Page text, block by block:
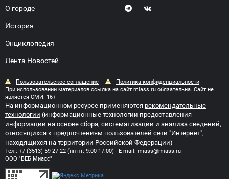
О городе
История
Энциклопедия
Лента Новостей
Пользовательское соглашение
Политика конфиденциальности
При использовании материалов ссылка на сайт miass.ru обязательна. Сайт не
является СМИ. 16+
На информационном ресурсе применяются рекомендательные
технологии (информационные технологии предоставления
информации на основе сбора, систематизации и анализа сведений,
относящихся к предпочтениям пользователей сети "Интернет",
находящихся на территории Российской Федерации)
Тел.: +7 (3513) 59-27-22 (пн-пт: 9:00-17:00) E-mail: miass@miass.ru
ООО "ВЕБ Миасс"